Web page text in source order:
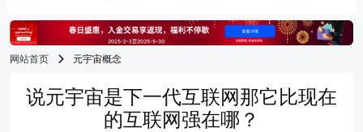
网站首页 元宇宙概念
说元宇宙是下一代互联网那它比现在
的互联网强在哪？